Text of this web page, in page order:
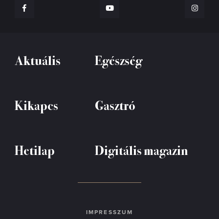
Aktuális Egészség
Kikapcs Gasztró
Hetilap Digitális magazin
IMPRESSZUM